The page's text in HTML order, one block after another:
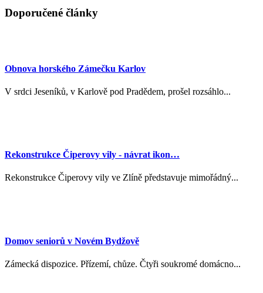
Doporučené články
Obnova horského Zámečku Karlov
V srdci Jeseníků, v Karlově pod Pradědem, prošel rozsáhlo...
Rekonstrukce Čiperovy vily - návrat ikon…
Rekonstrukce Čiperovy vily ve Zlíně představuje mimořádný...
Domov seniorů v Novém Bydžově
Zámecká dispozice. Přízemí, chůze. Čtyři soukromé domácno...